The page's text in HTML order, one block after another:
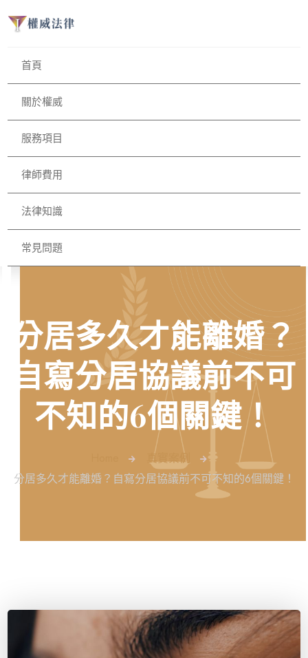
首頁
關於權威
服務項目
律師費用
法律知識
常見問題
分居多久才能離婚？
自寫分居協議前不可
不知的6個關鍵！
真實案例
分居多久才能離婚？自寫分居協議前不可不知的6個關鍵！